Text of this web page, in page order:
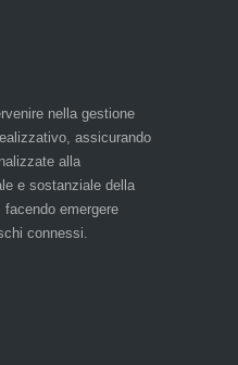
nella gestione
assicurando
alla
e sostanziale della
emergere
connessi.